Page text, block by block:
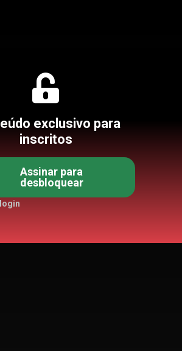
exclusivo para
inscritos
Assinar para
desbloquear